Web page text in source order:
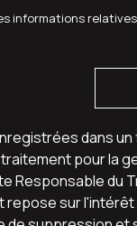
informations
dans
pour la
Responsable du
sur l'intérêt